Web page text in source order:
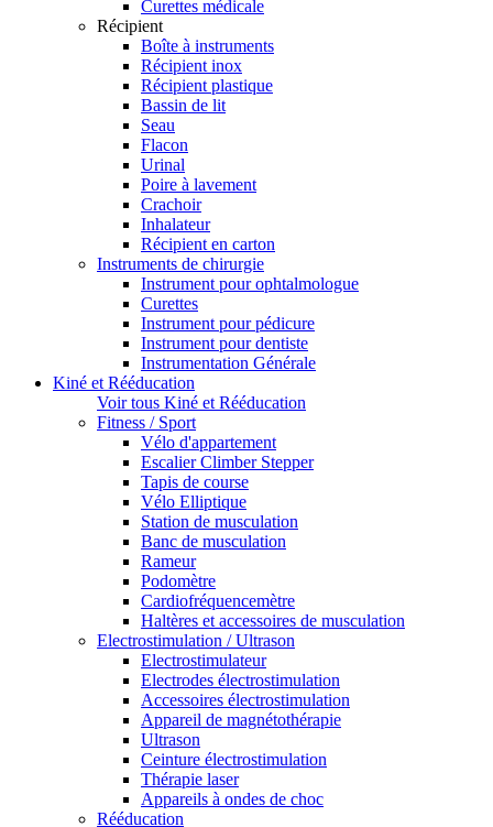
Curettes médicale
Récipient
Boîte à instruments
Récipient inox
Récipient plastique
Bassin de lit
Seau
Flacon
Urinal
Poire à lavement
Crachoir
Inhalateur
Récipient en carton
Instruments de chirurgie
Instrument pour ophtalmologue
Curettes
Instrument pour pédicure
Instrument pour dentiste
Instrumentation Générale
Kiné et Rééducation
Voir tous Kiné et Rééducation
Fitness / Sport
Vélo d'appartement
Escalier Climber Stepper
Tapis de course
Vélo Elliptique
Station de musculation
Banc de musculation
Rameur
Podomètre
Cardiofréquencemètre
Haltères et accessoires de musculation
Electrostimulation / Ultrason
Electrostimulateur
Electrodes électrostimulation
Accessoires électrostimulation
Appareil de magnétothérapie
Ultrason
Ceinture électrostimulation
Thérapie laser
Appareils à ondes de choc
Rééducation